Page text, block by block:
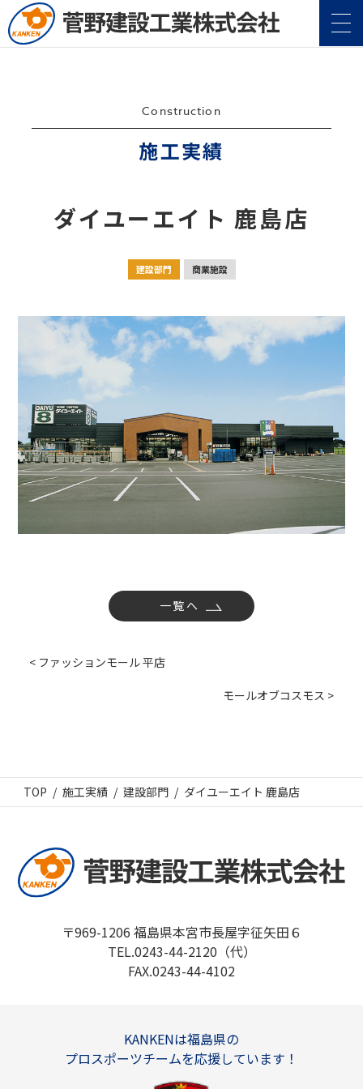
Service 事業案内
施工実績
CSR 地域・社会貢献
社内活動
お知らせ 広報誌
関連リンク プライバシーポリシー
Construction
施工実績
ダイユーエイト 鹿島店
建設部門 商業施設
一覧へ
< ファッションモール 平店
モールオブコスモス >
TOP 施工実績 建設部門 ダイユーエイト 鹿島店
〒969-1206 福島県本宮市長屋字征矢田６
TEL.0243-44-2120（代）
FAX.0243-44-4102
KANKENは福島県の
プロスポーツチームを応援しています！